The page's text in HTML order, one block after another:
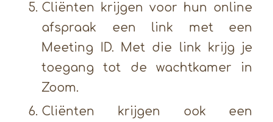
Cliënten krijgen voor hun online
afspraak een link met een
Meeting ID. Met die link krijg je
toegang tot de wachtkamer in
Zoom.
Cliënten krijgen ook een